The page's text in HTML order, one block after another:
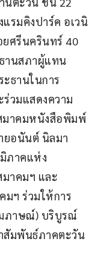
แรมคิงปาร์ค อเวนิ
ศรีนครินทร์ 40
านสภาผู้แทน
ธานในการ
วมแสดงความ
มาคมหนังสือพิมพ์
ยอนันต์ นิลมา
ภาคแห่ง
าคมฯ และ
มฯ ร่วมให้การ
ภาษณ์) บริบูรณ์
สัมพันธ์ภาคตะวัน